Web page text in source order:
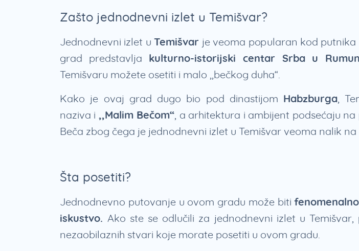
Zašto jednodnevni izlet u Temišvar?
Jednodnevni izlet uTemišvar je veoma popularan kod putnika
grad predstavlja kulturno-istorijski centar Srba u
Temišvaru možete osetiti i malo ,,bečkog duha“.
Kako je ovaj grad dugo bio pod dinastijom Habzburga ,
naziva i ,,Malim Bečom“ , a arhitektura i ambijent podsećaju
Beča zbog čega je jednodnevni izlet u Temišvar veoma nalik na
Šta posetiti?
Jednodnevno putovanje u ovom gradu može biti
iskustvo. Ako ste se odlučili za jednodnevni izlet u Temišvar,
nezaobilaznih stvari koje morate posetiti u ovom gradu.